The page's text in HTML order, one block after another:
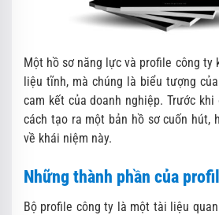
Một hồ sơ năng lực và profile công ty
liệu tĩnh, mà chúng là biểu tượng
cam kết của doanh nghiệp. Trước
cách tạo ra một bản hồ sơ cuốn hút,
về khái niệm này.
Những thành phần của
Bộ profile công ty là một tài liệu